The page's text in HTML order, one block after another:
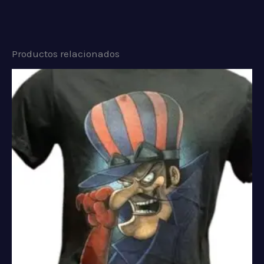
Productos relacionados